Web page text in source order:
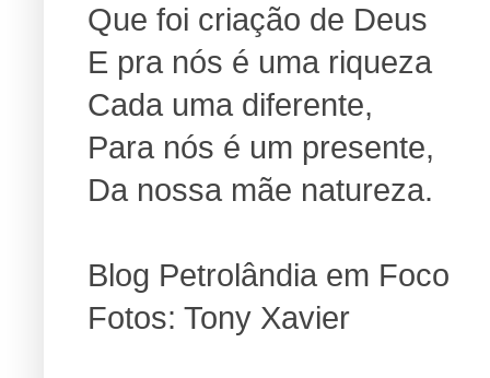
Que foi criação de Deus
E pra nós é uma riqueza
Cada uma diferente,
Para nós é um presente,
Da nossa mãe natureza.
Blog Petrolândia em Foco
Fotos: Tony Xavier